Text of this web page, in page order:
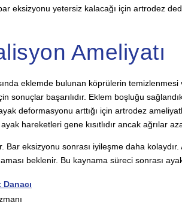
eksizyonu yetersiz kalacağı için artrodez
Ameliyatı
eklemde bulunan köprülerin temizlenmesi
sonuçlar başarılıdır. Eklem boşluğu
deformasyonu arttığı için artrodez
hareketleri gene kısıtlıdır ancak ağrılar
Bar eksizyonu sonrası iyileşme daha
beklenir. Bu kaynama süreci sonrası